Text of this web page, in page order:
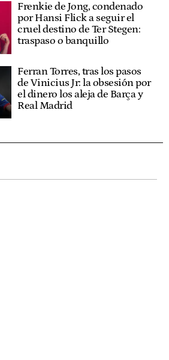
Frenkie de Jong, condenado
por Hansi Flick a seguir el
cruel destino de Ter Stegen:
traspaso o banquillo
Ferran Torres, tras los pasos
de Vinicius Jr: la obsesión por
el dinero los aleja de Barça y
Real Madrid